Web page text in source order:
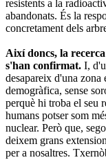
resistents a la
abandonats. És la
concretament dels
Així doncs, la
s'han confirmat. I,
desapareix d'una zona
demogràfica, sense
perquè hi troba el seu
humans potser som
nuclear. Però que,
deixem grans
per a nosaltres.